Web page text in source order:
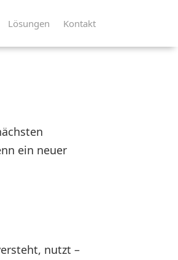
Lösungen Kontakt
ein neuer
nutzt –